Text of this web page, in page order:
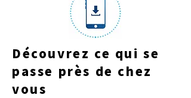
Découvrez ce qui se
passe près de chez
vous